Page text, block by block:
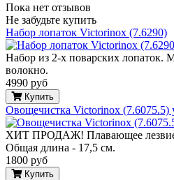
Пока нет отзывов
Не забудьте купить
Набор лопаток Victorinox (7.6290)
Набор из 2-х поварских лопаток.
волокно.
4990 руб
Купить
Овощечистка Victorinox (7.6075.5)
ХИТ ПРОДАЖ! Плавающее лезвие
Общая длина - 17,5 см.
1800 руб
Купить